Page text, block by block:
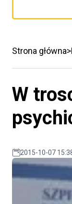
Strona główna
W
2015-10-07